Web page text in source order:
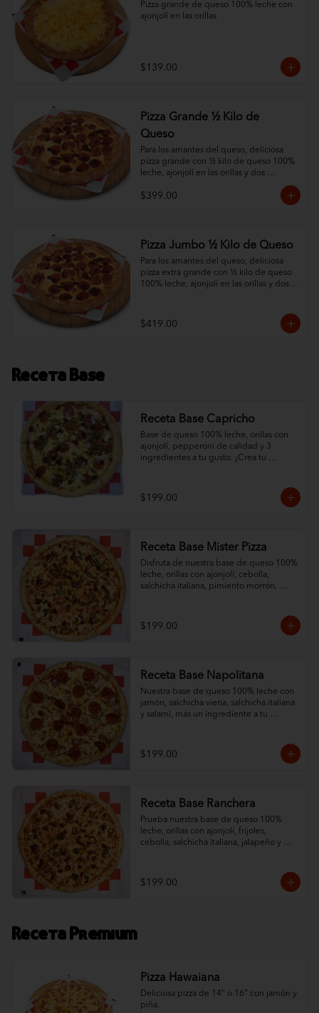
Pizza grande de queso 100% leche con
ajonjolí en las orillas
$139.00
Pizza Grande ½ Kilo de
Queso
Para los amantes del queso, deliciosa
pizza grande con ½ kilo de queso 100%
leche, ajonjolí en las orillas y dos
$399.00
Pizza Jumbo ½ Kilo de Queso
Para los amantes del queso, deliciosa
pizza extra grande con ½ kilo de queso
100% leche, ajonjolí en las orillas y dos
$419.00
Receta Base
Receta Base Capricho
Base de queso 100% leche, orillas con
ajonjolí, pepperoni de calidad y 3
ingredientes a tu gusto. ¡Crea tu
$199.00
Receta Base Mister Pizza
Disfruta de nuestra base de queso 100%
leche, orillas con ajonjolí, cebolla,
salchicha italiana, pimiento morrón,
$199.00
Receta Base Napolitana
Nuestra base de queso 100% leche con
jamón, salchicha viena, salchicha italiana
y salami, más un ingrediente a tu
$199.00
Receta Base Ranchera
Prueba nuestra base de queso 100%
leche, orillas con ajonjolí, frijoles,
cebolla, salchicha italiana, jalapeño y
$199.00
Receta Premium
Pizza Hawaiana
Deliciosa pizza de 14" o 16" con jamón y
piña.